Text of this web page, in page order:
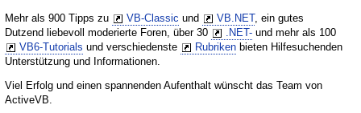
Mehr als 900 Tipps zu VB-Classic und VB.NET, ein gutes
Dutzend liebevoll moderierte Foren, über 30
.NET- und mehr als 100
VB6-Tutorials und verschiedenste Rubriken bieten Hilfesuchenden
Unterstützung und Informationen.
Viel Erfolg und einen spannenden Aufenthalt wünscht das Team von
ActiveVB.